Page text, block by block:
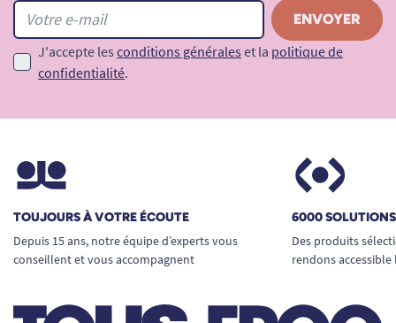
J'accepte les conditions générales et la politique de
confidentialité.
TOUJOURS À VOTRE ÉCOUTE
Depuis 15 ans, notre équipe d’experts vous
conseillent et vous accompagnent
6000
Des produits
rendons